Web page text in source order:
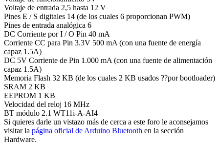
Voltaje de entrada 2,5 hasta 12 V
Pines E / S digitales 14 (de los cuales 6 proporcionan PWM)
Pines de entrada analógica 6
DC Corriente por I / O Pin 40 mA
Corriente CC para Pin 3.3V 500 mA (con una fuente de energía
capaz 1.5A)
DC 5V Corriente de Pin 1.000 mA (con una fuente de alimentación
capaz 1.5A)
Memoria Flash 32 KB (de los cuales 2 KB usados ??por bootloader)
SRAM 2 KB
EEPROM 1 KB
Velocidad del reloj 16 MHz
BT módulo 2.1 WT11i-A-AI4
Si quieres darle un vistazo más de cerca a este foro le aconsejamos
visitar la página oficial de Arduino Bluetooth en la sección
Hardware.